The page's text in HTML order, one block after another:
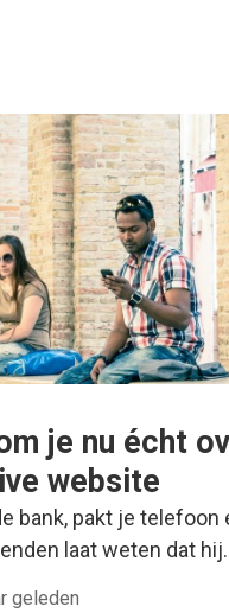
je nu écht
website
bank, pakt je telefoon
laat weten dat
geleden